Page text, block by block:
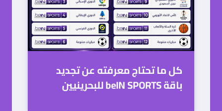
تجديد بي ان سبورت قطر